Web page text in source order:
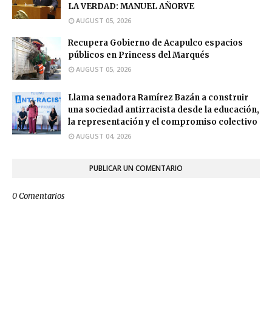
LA VERDAD: MANUEL AÑORVE
AUGUST 05, 2026
Recupera Gobierno de Acapulco espacios
públicos en Princess del Marqués
AUGUST 05, 2026
Llama senadora Ramírez Bazán a construir
una sociedad antirracista desde la educación,
la representación y el compromiso colectivo
AUGUST 04, 2026
PUBLICAR UN COMENTARIO
0 Comentarios